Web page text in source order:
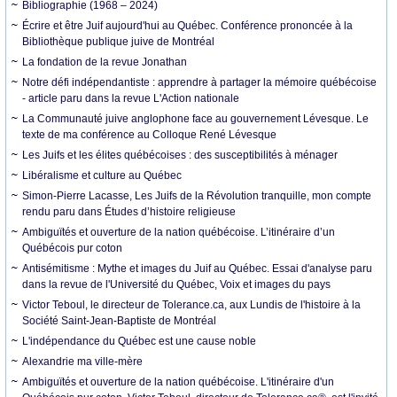
Bibliographie (1968 – 2024)
Écrire et être Juif aujourd'hui au Québec. Conférence prononcée à la
Bibliothèque publique juive de Montréal
La fondation de la revue Jonathan
Notre défi indépendantiste : apprendre à partager la mémoire québécoise
- article paru dans la revue L'Action nationale
La Communauté juive anglophone face au gouvernement Lévesque. Le
texte de ma conférence au Colloque René Lévesque
Les Juifs et les élites québécoises : des susceptibilités à ménager
Libéralisme et culture au Québec
Simon-Pierre Lacasse, Les Juifs de la Révolution tranquille, mon compte
rendu paru dans Études d’histoire religieuse
Ambiguïtés et ouverture de la nation québécoise. L’itinéraire d’un
Québécois pur coton
Antisémitisme : Mythe et images du Juif au Québec. Essai d'analyse paru
dans la revue de l'Université du Québec, Voix et images du pays
Victor Teboul, le directeur de Tolerance.ca, aux Lundis de l'histoire à la
Société Saint-Jean-Baptiste de Montréal
L'indépendance du Québec est une cause noble
Alexandrie ma ville-mère
Ambiguïtés et ouverture de la nation québécoise. L'itinéraire d'un